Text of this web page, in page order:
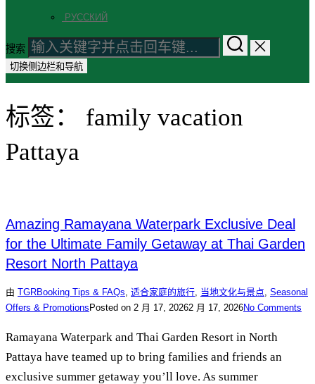
РУССКИЙ
搜索
切换侧边栏和导航
标签： family vacation
Pattaya
Amazing Ramayana Waterpark Exclusive Deal
for the Ultimate Family Getaway at Thai Garden
Resort North Pattaya
由 TGRBooking Tips & FAQs, 适合家庭的旅行, 当地文化与景点, Seasonal
Offers & Promotions Posted on 2 月 17, 20262 月 17, 2026No Comments
Ramayana Waterpark and Thai Garden Resort in North
Pattaya have teamed up to bring families and friends an
exclusive summer getaway you’ll love. As summer